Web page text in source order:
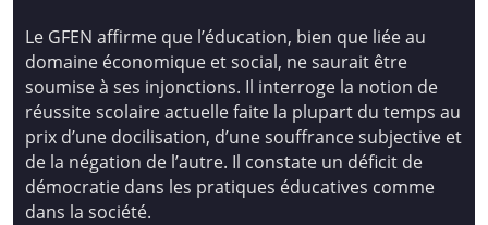
Le GFEN affirme que l’éducation, bien que liée au
domaine économique et social, ne saurait être
soumise à ses injonctions. Il interroge la notion de
réussite scolaire actuelle faite la plupart du temps au
prix d’une docilisation, d’une souffrance subjective et
de la négation de l’autre. Il constate un déficit de
démocratie dans les pratiques éducatives comme
dans la société.